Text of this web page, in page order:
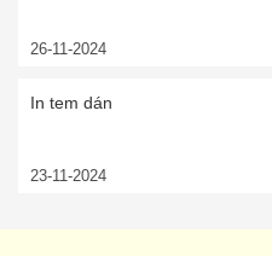
26-11-2024
In tem dán
23-11-2024